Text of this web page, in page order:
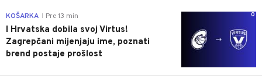
0
KOŠARKA Pre 13 min
I Hrvatska dobila svoj Virtus!
Zagrepčani mijenjaju ime, poznati
brend postaje prošlost